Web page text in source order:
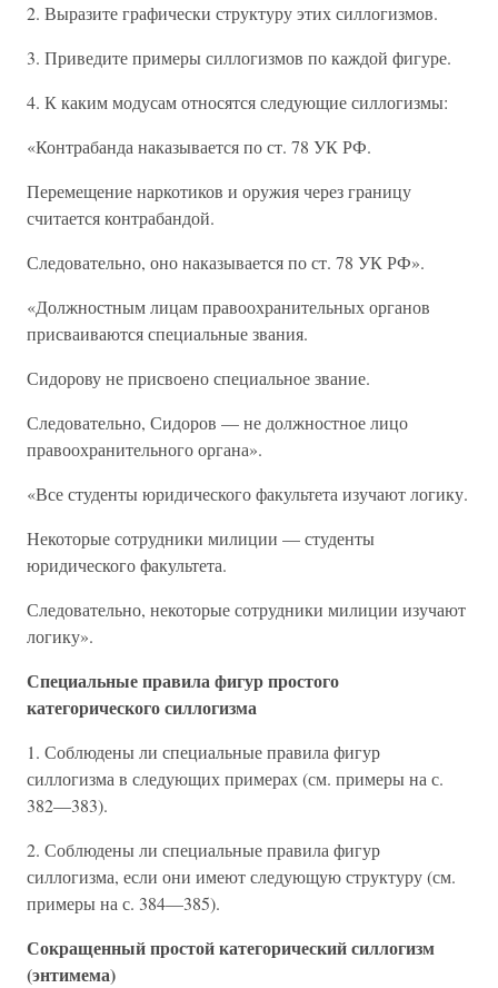
2. Выразите графически структуру этих силлогизмов.
3. Приведите примеры силлогизмов по каждой фигуре.
4. К каким модусам относятся следующие силлогизмы:
«Контрабанда наказывается по ст. 78 УК РФ.
Перемещение наркотиков и оружия через границу
считается контрабандой.
Следовательно, оно наказывается по ст. 78 УК РФ».
«Должностным лицам правоохранительных органов
присваиваются специальные звания.
Сидорову не присвоено специальное звание.
Следовательно, Сидоров — не должностное лицо
правоохранительного органа».
«Все студенты юридического факультета изучают логику.
Некоторые сотрудники милиции — студенты
юридического факультета.
Следовательно, некоторые сотрудники милиции изучают
логику».
Специальные правила фигур простого
категорического силлогизма
1. Соблюдены ли специальные правила фигур
силлогизма в следующих примерах (см. примеры на с.
382—383).
2. Соблюдены ли специальные правила фигур
силлогизма, если они имеют следующую структуру (см.
примеры на с. 384—385).
Сокращенный простой категорический силлогизм
(энтимема)